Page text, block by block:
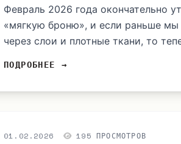
Февраль 2026 года окончательно
«мягкую броню», и если раньше
через слои и плотные ткани, то
ПОДРОБНЕЕ →
01.02.2026 195 ПРОСМОТРОВ